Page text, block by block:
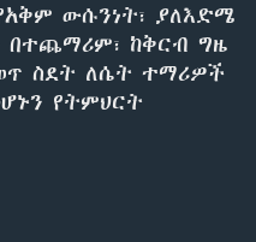
ውሱንነት፣ ያለእድሜ
ከቅርብ ግዜ
ስደት ለሴት ተማሪዎች
የትምህርት